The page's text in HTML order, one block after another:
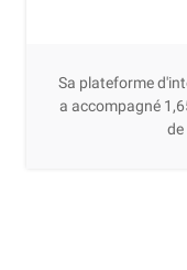
Sa plateforme
a accompagné
de